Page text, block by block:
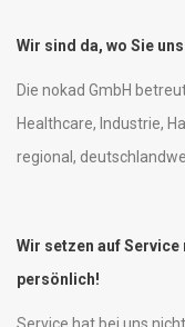
Wir sind da, wo Sie
Die nokad GmbH
Healthcare, Industrie,
regional,
Wir setzen auf
persönlich!